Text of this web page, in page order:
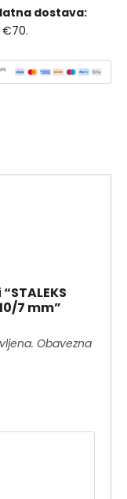
dostava:
€70.
7 mm”
Obavezna